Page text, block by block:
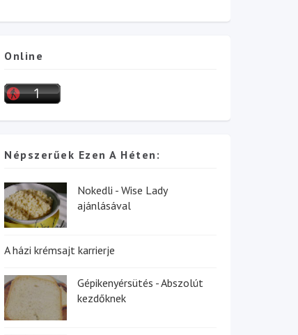
Online
Népszerűek Ezen A Héten:
Nokedli - Wise Lady
ajánlásával
A házi krémsajt karrierje
Gépikenyérsütés - Abszolút
kezdőknek